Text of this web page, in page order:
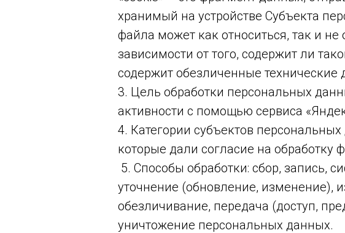
хранимый на устройстве Субъекта
файла может как относиться, так и
зависимости от того, содержит ли
содержит обезличенные технические
3. Цель обработки персональных
активности с помощью сервиса
4. Категории субъектов
которые дали согласие на обработку
5. Способы обработки: сбор, запись,
уточнение (обновление, изменение),
обезличивание, передача (доступ,
уничтожение персональных данных.